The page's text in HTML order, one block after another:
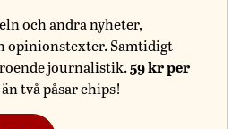
och andra nyheter,
opinionstexter. Samtidigt
journalistik.59 kr per
två påsar chips!